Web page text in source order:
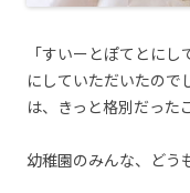
「すいーとぽてとに
にしていただいたので
は、きっと格別だった
幼稚園のみんな、どう